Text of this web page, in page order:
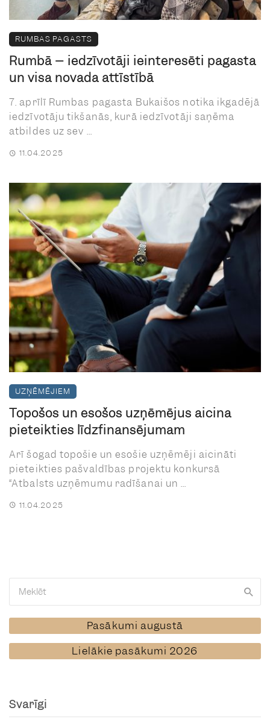
RUMBAS PAGASTS
Rumbā – iedzīvotāji ieinteresēti pagasta
un visa novada attīstībā
7. aprīlī Rumbas pagasta Bukaišos notika ikgadējā
iedzīvotāju tikšanās, kurā iedzīvotāji saņēma
atbildes uz sev ...
11.04.2025
UZŅĒMĒJIEM
Topošos un esošos uzņēmējus aicina
pieteikties līdzfinansējumam
Arī šogad topošie un esošie uzņēmēji aicināti
pieteikties pašvaldības projektu konkursā
“Atbalsts uzņēmumu radīšanai un ...
11.04.2025
Pasākumi augustā
Lielākie pasākumi 2026
Svarīgi